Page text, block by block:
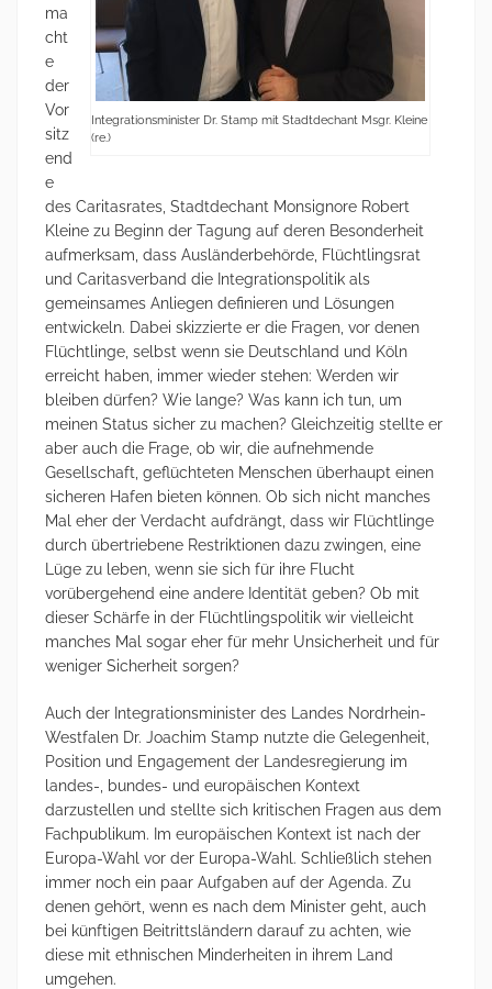
Integrationsminister Dr. Stamp mit Stadtdechant Msgr. Kleine
(re.)
ma
cht
e
der
Vor
sitz
end
e
des Caritasrates, Stadtdechant Monsignore Robert
Kleine zu Beginn der Tagung auf deren Besonderheit
aufmerksam, dass Ausländerbehörde, Flüchtlingsrat
und Caritasverband die Integrationspolitik als
gemeinsames Anliegen definieren und Lösungen
entwickeln. Dabei skizzierte er die Fragen, vor denen
Flüchtlinge, selbst wenn sie Deutschland und Köln
erreicht haben, immer wieder stehen: Werden wir
bleiben dürfen? Wie lange? Was kann ich tun, um
meinen Status sicher zu machen? Gleichzeitig stellte er
aber auch die Frage, ob wir, die aufnehmende
Gesellschaft, geflüchteten Menschen überhaupt einen
sicheren Hafen bieten können. Ob sich nicht manches
Mal eher der Verdacht aufdrängt, dass wir Flüchtlinge
durch übertriebene Restriktionen dazu zwingen, eine
Lüge zu leben, wenn sie sich für ihre Flucht
vorübergehend eine andere Identität geben? Ob mit
dieser Schärfe in der Flüchtlingspolitik wir vielleicht
manches Mal sogar eher für mehr Unsicherheit und für
weniger Sicherheit sorgen?
Auch der Integrationsminister des Landes Nordrhein-
Westfalen Dr. Joachim Stamp nutzte die Gelegenheit,
Position und Engagement der Landesregierung im
landes-, bundes- und europäischen Kontext
darzustellen und stellte sich kritischen Fragen aus dem
Fachpublikum. Im europäischen Kontext ist nach der
Europa-Wahl vor der Europa-Wahl. Schließlich stehen
immer noch ein paar Aufgaben auf der Agenda. Zu
denen gehört, wenn es nach dem Minister geht, auch
bei künftigen Beitrittsländern darauf zu achten, wie
diese mit ethnischen Minderheiten in ihrem Land
umgehen.